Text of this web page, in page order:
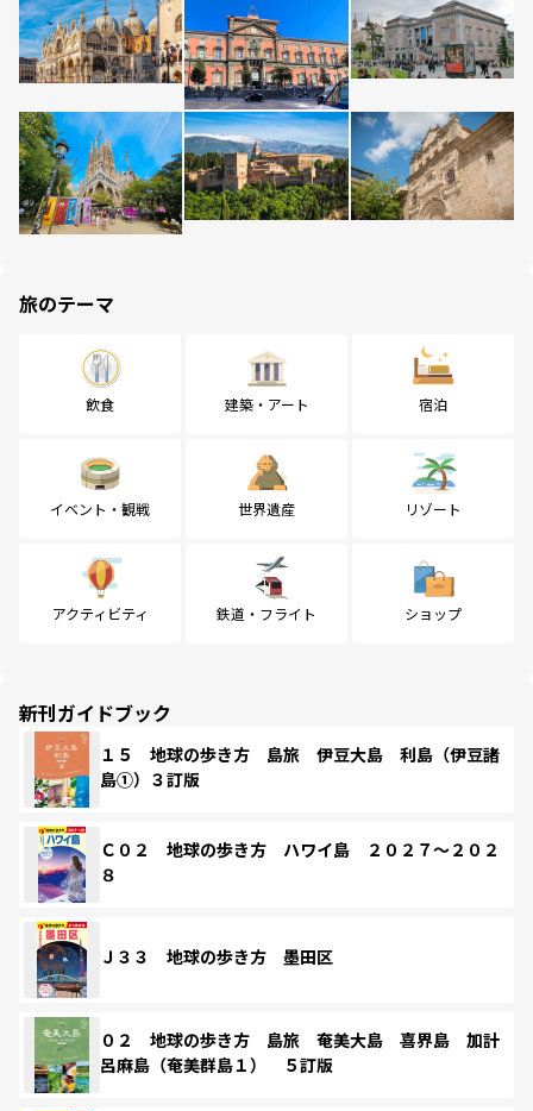
旅のテーマ
飲食 建築・アート 宿泊
イベント・観戦 世界遺産 リゾート
アクティビティ 鉄道・フライト ショップ
新刊ガイドブック
１５ 地球の歩き方 島旅 伊豆大島 利島（伊豆諸
島①）３訂版
Ｃ０２ 地球の歩き方 ハワイ島 ２０２７～２０２
８
Ｊ３３ 地球の歩き方 墨田区
０２ 地球の歩き方 島旅 奄美大島 喜界島 加計
呂麻島（奄美群島１） ５訂版